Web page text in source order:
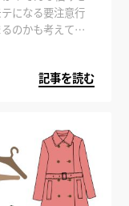
になる要注意行
のかも考えてみ
記事を読む